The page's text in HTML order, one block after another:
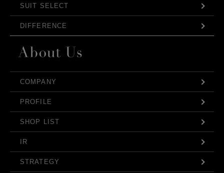
SUIT SELECT
DIFFERENCE
COMPANY
PROFILE
SHOP LIST
IR
STRATEGY